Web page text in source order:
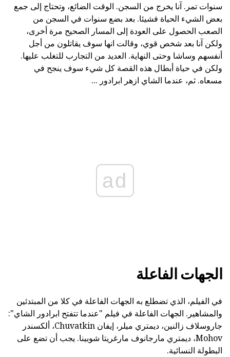
سنوات تمر. آنا يخرج من السجن. الوقت الضائع، وتحتاج إلى جمع
بعض الشيء الحياة فشيئا. بعد بضع سنوات في السجن من
الصعب الحصول على العودة إلى المسار الصحيح مرة أخرى،
ولكن آنا بعد شخص قوي، وقالت انها سوف يقاتلون من أجل
أنفسهم وساشا وحتى النهاية. العديد من التجارب للتغلب عليها.
ولكن في حياة أبطال هذه القصة كل شيء سوف ينجح في
مسعاه. ثم، عندما الشاي ازهر ابرادور ...
ad
الجهات الفاعلة
في الفيلم، الذي تضطلع به الجهات الفاعلة في كلا من المبتدئين
والمشاهير. الجهات الفاعلة في فيلم "عندما تتفتح ابرادور الشاي":
جاروسلاف زالنين، ديمتري ميلر، إيفان Chuvatkin، ألكسندر
Mohov، ديمتري مارجانوف مارغريتا شوبينا. يجب أن تضع على
البطولة النسائية.